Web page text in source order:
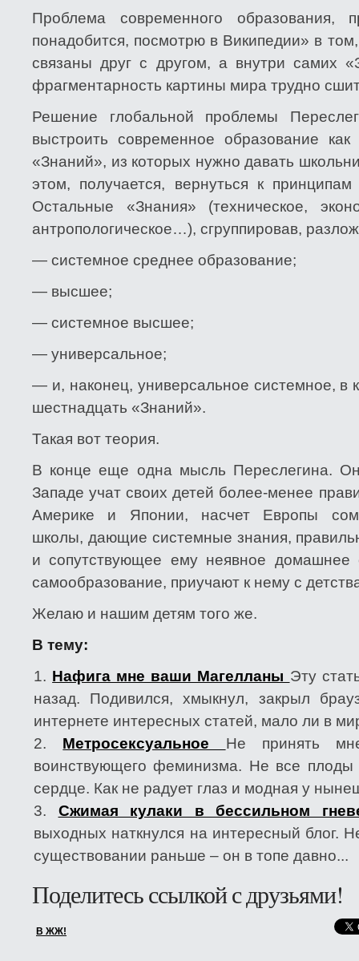
Проблема современного образования,
понадобится, посмотрю в Википедии» в
связаны друг с другом, а внутри самих
фрагментарность картины мира трудно
Решение глобальной проблемы
выстроить современное образование
«Знаний», из которых нужно давать
этом, получается, вернуться к принципам
Остальные «Знания» (техническое,
антропологическое…), сгруппировав,
— системное среднее образование;
— высшее;
— системное высшее;
— универсальное;
— и, наконец, универсальное системное, в
шестнадцать «Знаний».
Такая вот теория.
В конце еще одна мысль Переслегина.
Западе учат своих детей более-менее
Америке и Японии, насчет Европы
школы, дающие системные знания,
и сопутствующее ему неявное домашнее
самообразование, приучают к нему с
Желаю и нашим детям того же.
В тему:
Нафига мне ваши Магелланы Эту
назад. Подивился, хмыкнул, закрыл
интернете интересных статей, мало ли в
Метросексуальное Не принять
воинствующего феминизма. Не все
сердце. Как не радует глаз и модная у
Сжимая кулаки в бессильном
выходных наткнулся на интересный блог.
существовании раньше – он в топе давно...
Поделитесь ссылкой с друзьями!
В ЖЖ!